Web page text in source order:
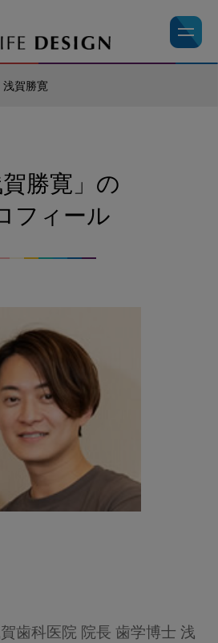
浅賀勝寛
賀勝寛」の
フィール
歯科医院 院長 歯学博士 浅